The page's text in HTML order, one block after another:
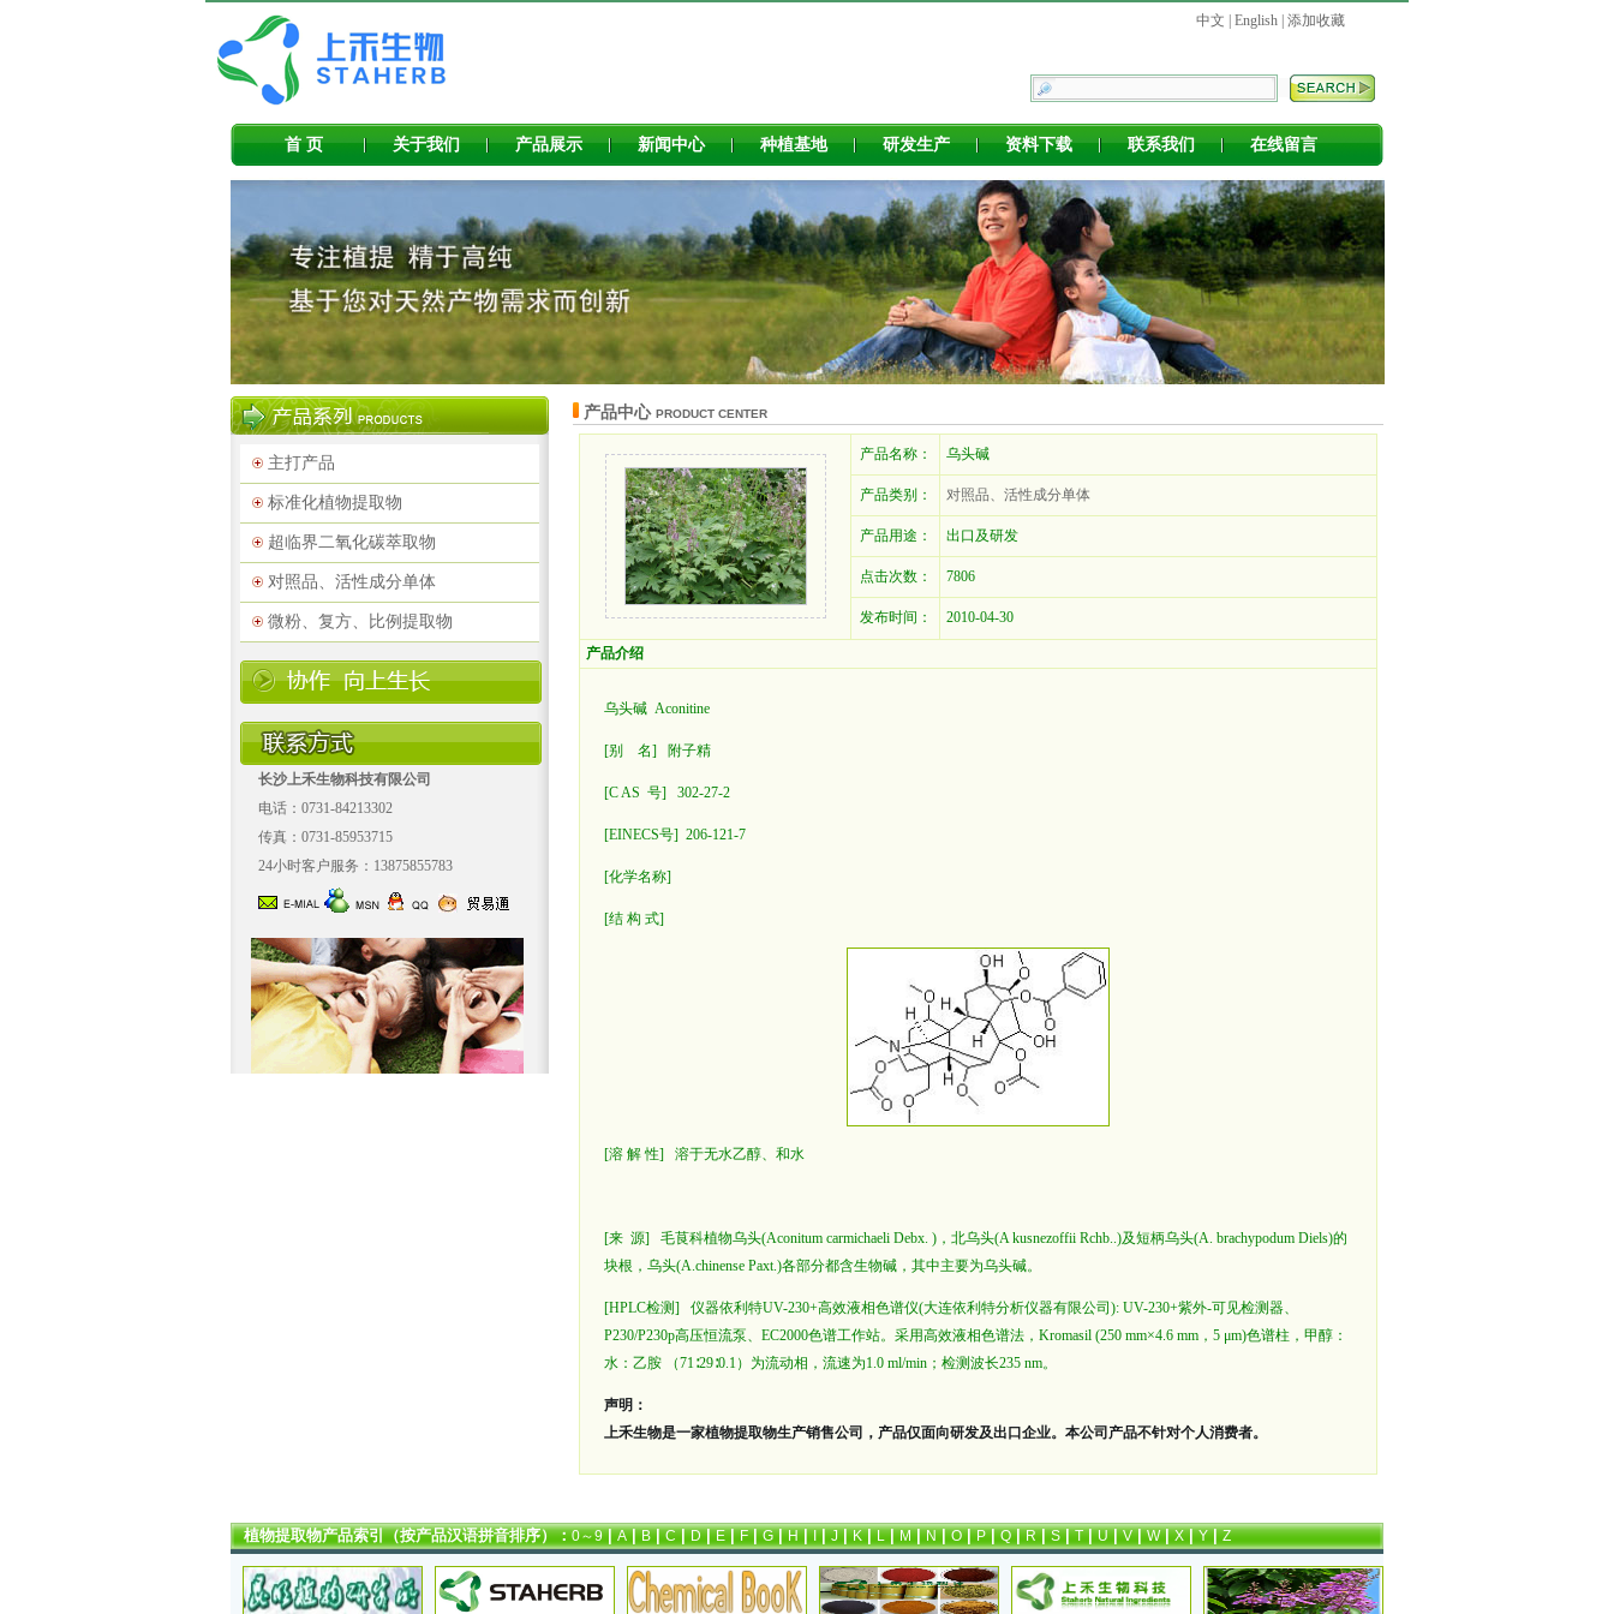
中文 English 添加收藏
首 页 关于我们 产品展示 新闻中心 种植基地 研发生产 资料下载 联系我们 在线留言
主打产品
标准化植物提取物
超临界二氧化碳萃取物
对照品、活性成分单体
微粉、复方、比例提取物
长沙上禾生物科技有限公司
电话：0731-84213302
传真：0731-85953715
24小时客户服务：13875855783
产品中心 PRODUCT CENTER
产品名称： 乌头碱
产品类别： 对照品、活性成分单体
产品用途： 出口及研发
点击次数： 7806
发布时间： 2010-04-30
产品介绍
乌头碱 Aconitine
[别 名] 附子精
[C AS 号] 302-27-2
[EINECS号] 206-121-7
[化学名称]
[结 构 式]
[溶 解 性] 溶于无水乙醇、和水
[来 源] 毛茛科植物乌头(Aconitum carmichaeli Debx. )，北乌头(A kusnezoffii Rchb..)及短柄乌头(A. brachypodum Diels)的
块根，乌头(A.chinense Paxt.)各部分都含生物碱，其中主要为乌头碱。
[HPLC检测] 仪器依利特UV-230+高效液相色谱仪(大连依利特分析仪器有限公司): UV-230+紫外-可见检测器、
P230/P230p高压恒流泵、EC2000色谱工作站。采用高效液相色谱法，Kromasil (250 mm×4.6 mm，5 μm)色谱柱，甲醇：
水：乙胺 （71∶29∶0.1）为流动相，流速为1.0 ml/min；检测波长235 nm。
声明：
上禾生物是一家植物提取物生产销售公司，产品仅面向研发及出口企业。本公司产品不针对个人消费者。
植物提取物产品索引（按产品汉语拼音排序）：0～9|A|B|C|D|E|F|G|H|I|J|K|L|M|N|O|P|Q|R|S|T|U|V|W|X|Y|Z